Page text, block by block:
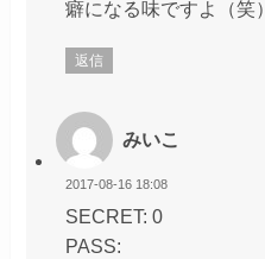
癖になる味ですよ（笑）
返信
みいこ
2017-08-16 18:08
SECRET: 0
PASS: